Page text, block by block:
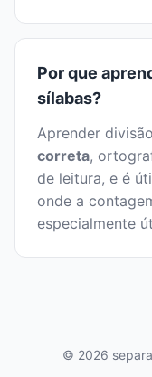
Por que
sílabas?
Aprender
correta,
de leitura, e é
onde a
especialmente
© 2026